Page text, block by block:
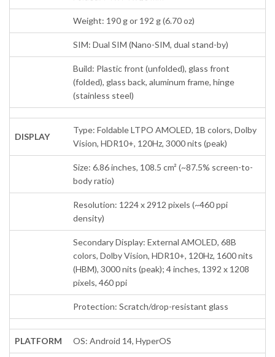
Weight: 190 g or 192 g (6.70 oz)
SIM: Dual SIM (Nano-SIM, dual stand-by)
Build: Plastic front (unfolded), glass front
(folded), glass back, aluminum frame, hinge
(stainless steel)
DISPLAY
Type: Foldable LTPO AMOLED, 1B colors, Dolby
Vision, HDR10+, 120Hz, 3000 nits (peak)
Size: 6.86 inches, 108.5 cm² (~87.5% screen-to-
body ratio)
Resolution: 1224 x 2912 pixels (~460 ppi
density)
Secondary Display: External AMOLED, 68B
colors, Dolby Vision, HDR10+, 120Hz, 1600 nits
(HBM), 3000 nits (peak); 4 inches, 1392 x 1208
pixels, 460 ppi
Protection: Scratch/drop-resistant glass
PLATFORM OS: Android 14, HyperOS